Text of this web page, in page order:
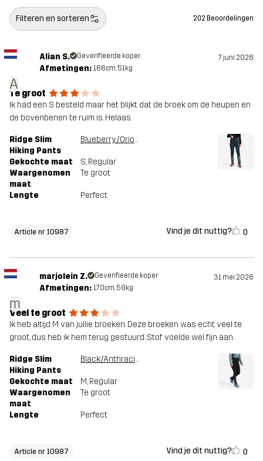
Bluesign® approved lees hier
Ontworpen
WANDELEN ALLROUND
Artikelnummer 10987_4100
Filteren en sorteren 202 Beoordelingen
A
Alian S. Geverifieerde koper 7 juni 2026
Afmetingen: 166cm, 51kg
Te groot
Ik had een S besteld maar het blijkt dat de broek om de heupen en
de bovenbenen te ruim is. Helaas.
Ridge Slim
Hiking Pants
Blueberry/Orion Blue
Gekochte maat S, Regular
Waargenomen
maat
Te groot
Lengte Perfect
Article nr 10987 Vind je dit nuttig? 0
m
marjolein Z. Geverifieerde koper 31 mei 2026
Afmetingen: 170cm, 59kg
Veel te groot
Ik heb altijd M van jullie broeken. Deze broeken was echt veel te
groot, dus heb ik hem terug gestuurd. Stof voelde wel fijn aan.
Ridge Slim
Hiking Pants
Black/Anthracite
Gekochte maat M, Regular
Waargenomen
maat
Te groot
Lengte Perfect
Article nr 10987 Vind je dit nuttig? 0